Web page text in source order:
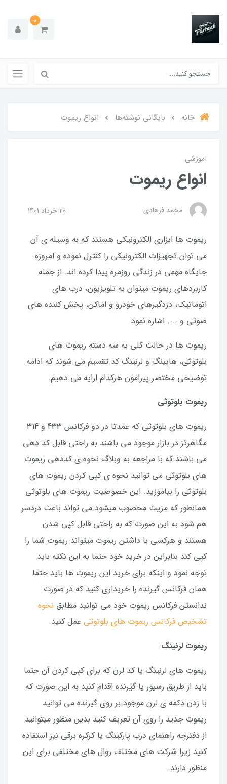
0
خانه بایگانی نوشته‌ها انواع ریموت
آموزشی
انواع ریموت
محمد فرهادی 20 خرداد 1401
ریموت ها ابزاری الکترونیکی هستند که به وسیله ی آن
می توان تجهیزات الکترونیکی را کنترل نموده و امروزه
جایگاه مهمی در زندگی روزمره پیدا کرده اند. از جمله
کاربردهای ریموت میتوان به تلویزیون، درب های
اتوماتیک، دزدگیرهای خودرو و اماکن، پخش کننده های
صوتی و .... اشاره نمود.
ریموت ها در حالت کلی به سه دسته ریموت های
بلوتوثی، هاپینگ و لرنینگ کد تقسیم می شوند که ادامه
توضیحی مختصر پیرامون هرکدام ارایه می دهیم.
ریموت بلوتوثی
ریموت های بلوتوثی که عمدتا در دو فرکانس 433 و 314
مگاهرتز در بازار موجود می باشند به راحتی قابل کد دهی
می باشند که با مراجعه به وبلاگ نحوه ی کددهی ریموت
های بلوتوثی می توانید نحوه ی کپی کردن ریموت های
بلوتوثی را بیاموزید. این خصوصیت ریموت های بلوتوثی
همانطور که مزیت محصوب میشود می تواند باعث دردسر
هم شود به این صورت که به راحتی قابل کپی شدن
هستند و هرکسی با داشتن ریموت میتواند ریموت شما را
کپی کند بنابراین در خرید خود حتما به این نکته باید
توجه نمود و اینکه برای خرید این ریموت ها باید حتما
همان فرکانس گیرنده را خریداری کنید که در صورت
ندانستن فرکانس ریموت خود می توانید مطابق نحوه
تشخیص فرکانس ریموت های بلوتوثی عمل کنید.
ریموت لرنینگ
ریموت های لرنینگ یا کد لرن که برای کپی کردن آن حتما
باید از طریق رسیور یا گیرنده اقدام کنید به این صورت که
با زدن دکمه ی لرن موجود بر روی گیرنده می توانید
ریموت جدید را روی آن تعریف کنید بدین منظور میتوانید
از دفترچه راهنمای درب پارکینگ یا کرکره برقی نیز استفاده
کنید زیرا شرکت های مختلف روال های مختلفی برای این
منظور دارند.